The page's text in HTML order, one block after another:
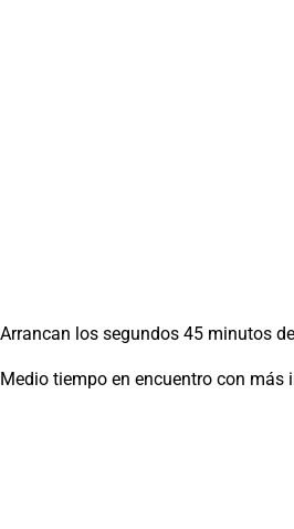
Arrancan los segundos 45 minutos
Medio tiempo en encuentro con más